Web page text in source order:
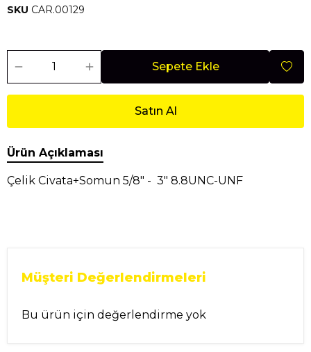
SKU CAR.00129
Sepete Ekle
Satın Al
Ürün Açıklaması
Çelik Civata+Somun 5/8" - 3" 8.8UNC-UNF
Müşteri Değerlendirmeleri
Bu ürün için değerlendirme yok